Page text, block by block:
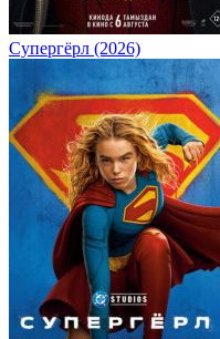
Супергёрл (2026)